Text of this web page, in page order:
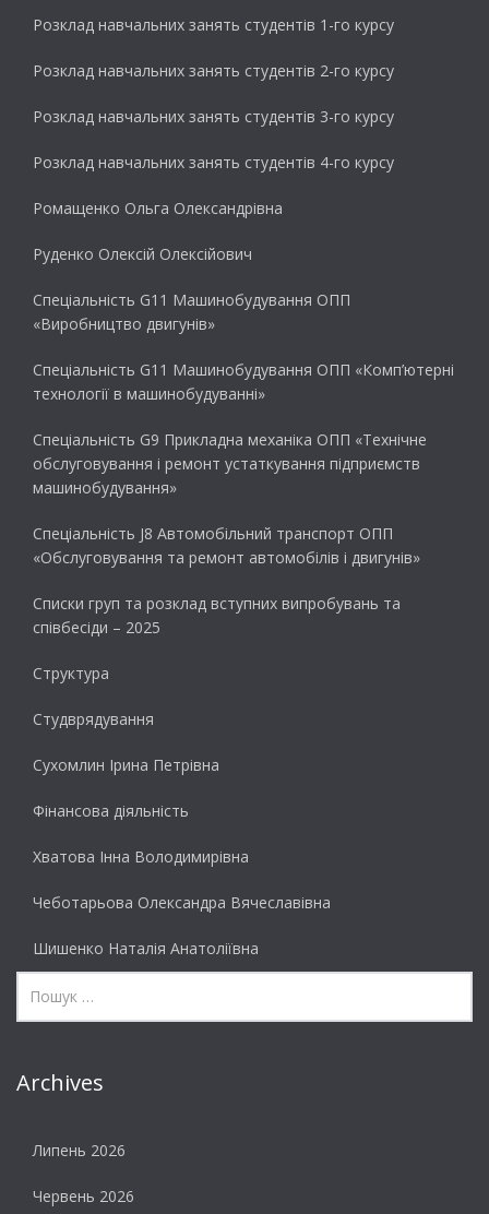
Розклад навчальних занять студентів 1-го курсу
Розклад навчальних занять студентів 2-го курсу
Розклад навчальних занять студентів 3-го курсу
Розклад навчальних занять студентів 4-го курсу
Ромащенко Ольга Олександрівна
Руденко Олексій Олексійович
Спеціальність G11 Машинобудування ОПП
«Виробництво двигунів»
Спеціальність G11 Машинобудування ОПП «Комп’ютерні
технології в машинобудуванні»
Спеціальність G9 Прикладна механіка ОПП «Технічне
обслуговування і ремонт устаткування підприємств
машинобудування»
Спеціальність J8 Автомобільний транспорт ОПП
«Обслуговування та ремонт автомобілів і двигунів»
Списки груп та розклад вступних випробувань та
співбесіди – 2025
Структура
Студврядування
Сухомлин Ірина Петрівна
Фінансова діяльність
Хватова Інна Володимирівна
Чеботарьова Олександра Вячеславівна
Шишенко Наталія Анатоліївна
Archives
Липень 2026
Червень 2026